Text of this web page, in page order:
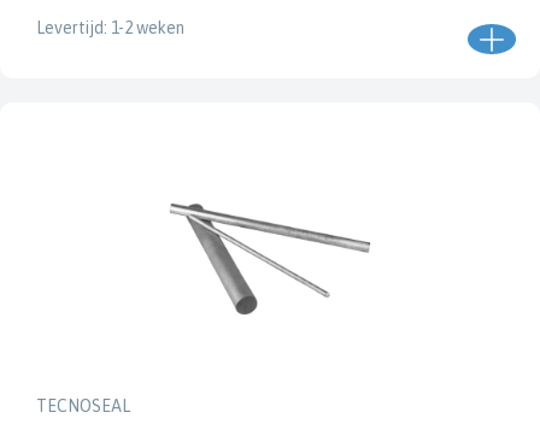
Levertijd: 1-2 weken
TECNOSEAL